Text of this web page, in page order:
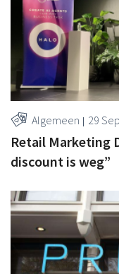
Algemeen 29
Retail Marketing
discount is weg”